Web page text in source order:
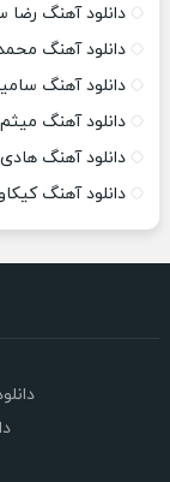
دانلود آهنگ
دانلود آهنگ
دانلود آهنگ
دانلود آهنگ
دانلود آهنگ هادی
دانلود آهنگ